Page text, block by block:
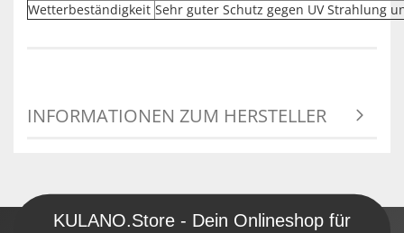
Wetterbeständigkeit Sehr guter Schutz gegen UV Strahlung
INFORMATIONEN ZUM HERSTELLER
KULANO.Store - Dein Onlineshop für